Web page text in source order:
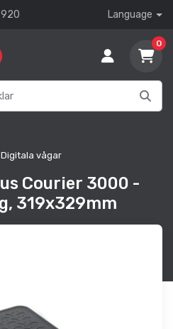
Language
0
Digitala vågar
Courier 3000 -
319x329mm